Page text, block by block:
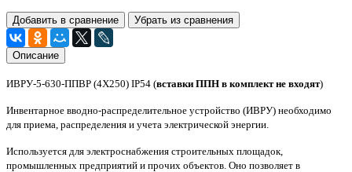
Добавить в сравнение Убрать из сравнения
Описание
ИВРУ-5-630-ППВР (4Х250) IP54 (вставки ППН в комплект не входят)
Инвентарное вводно-распределительное устройство (ИВРУ) необходимо
для приема, распределения и учета электрической энергии.
Используется для электроснабжения строительных площадок,
промышленных предприятий и прочих объектов. Оно позволяет в